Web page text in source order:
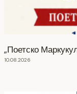
„Поетско
10.08.2026